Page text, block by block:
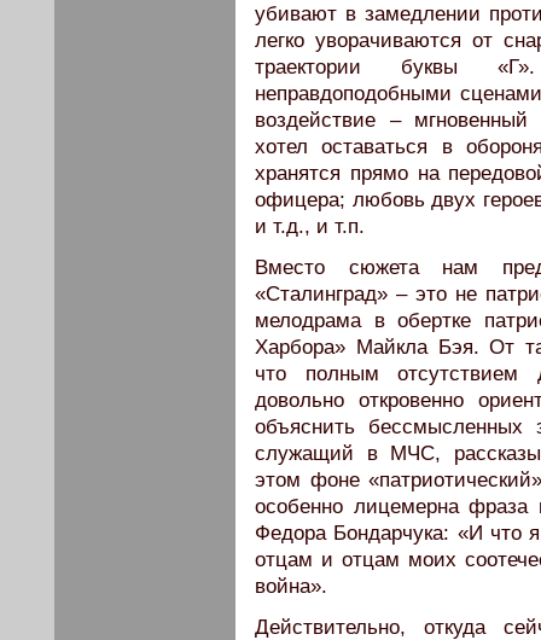
убивают в замедлении
легко уворачиваются от
траектории буквы
неправдоподобными
воздействие –
хотел оставаться в
хранятся прямо на
офицера; любовь двух
и т.д., и т.п.
Вместо сюжета нам
«Сталинград» – это не
мелодрама в обертке
Харбора» Майкла Бэя. От
что полным
довольно откровенно
объяснить бессмысленных
служащий в МЧС,
этом фоне
особенно лицемерна фраза
Федора Бондарчука: «И что
отцам и отцам моих
война».
Действительно, откуда